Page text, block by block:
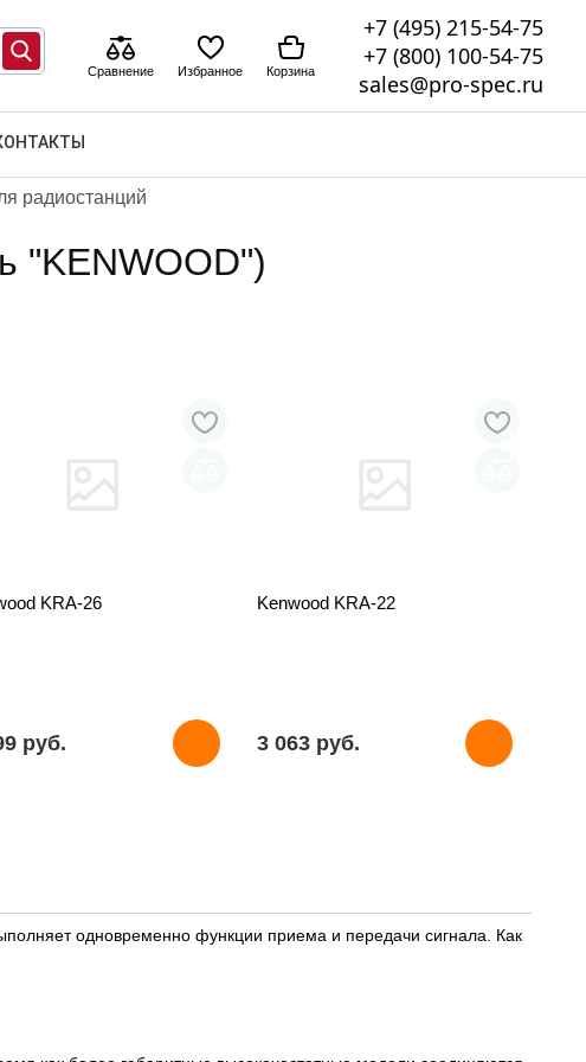
Сравнение Избранное Корзина
+7 (495) 215-54-75
+7 (800) 100-54-75
sales@pro-spec.ru
радиостанций
"KENWOOD")
KRA-26
pуб.
Kenwood KRA-22
3 063 pуб.
одновременно функции приема и передачи сигнала. Как